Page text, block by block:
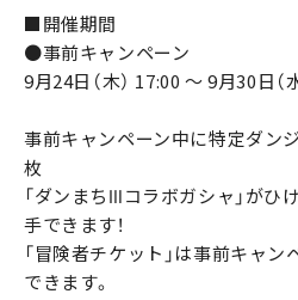
■開催期間
●事前キャンペーン
9月24日（木） 17:00 ～ 9月30日（
事前キャンペーン中に特定ダン
枚
「ダンまちⅢコラボガシャ」がひ
手できます！
「冒険者チケット」は事前キャ
できます。